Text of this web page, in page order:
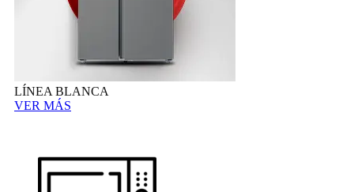
LÍNEA BLANCA
VER MÁS